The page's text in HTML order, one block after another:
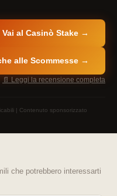
Vai al Casinò Stake →
alle Scommesse →
📄 Leggi la recensione completa
| Contenuto sponsorizzato
che potrebbero interessarti